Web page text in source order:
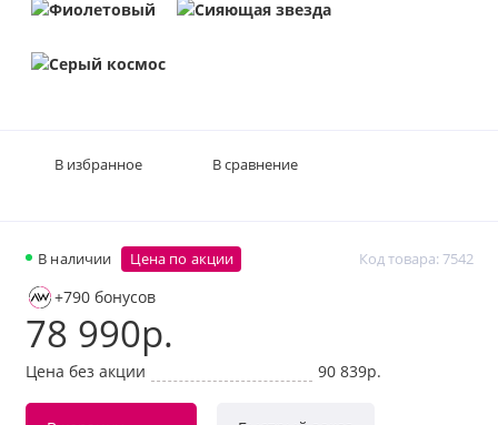
В наличии Код товара: 7542
Цена по акции
+790 бонусов
78 990р.
Цена без акции 90 839р.
В избранное В сравнение